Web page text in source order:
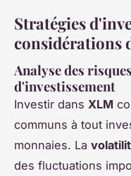
Stratégies
considérations
Analyse des
d'investissement
Investir dans XLM
communs à tout
monnaies. La
des fluctuations